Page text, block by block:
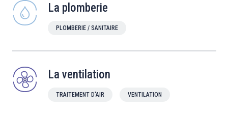
La plomberie
PLOMBERIE / SANITAIRE
La ventilation
TRAITEMENT D'AIR VENTILATION